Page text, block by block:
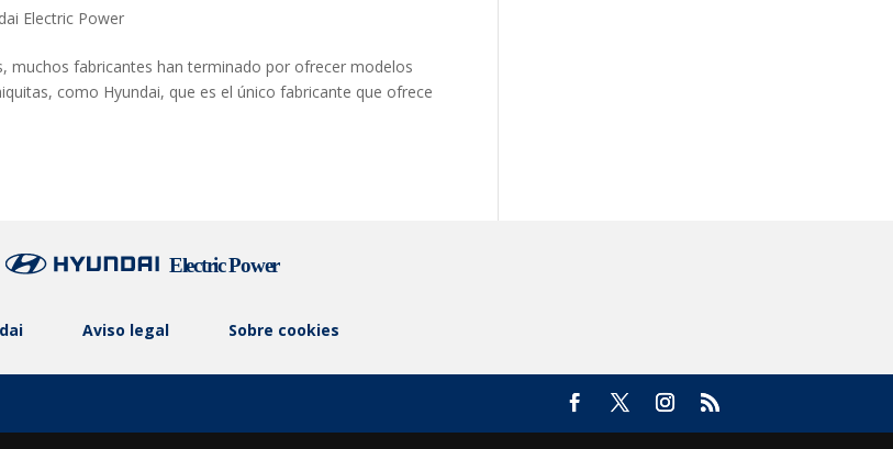
Electric Power
muchos fabricantes han terminado por ofrecer modelos
como Hyundai, que es el único fabricante que ofrece
Aviso legal Sobre cookies